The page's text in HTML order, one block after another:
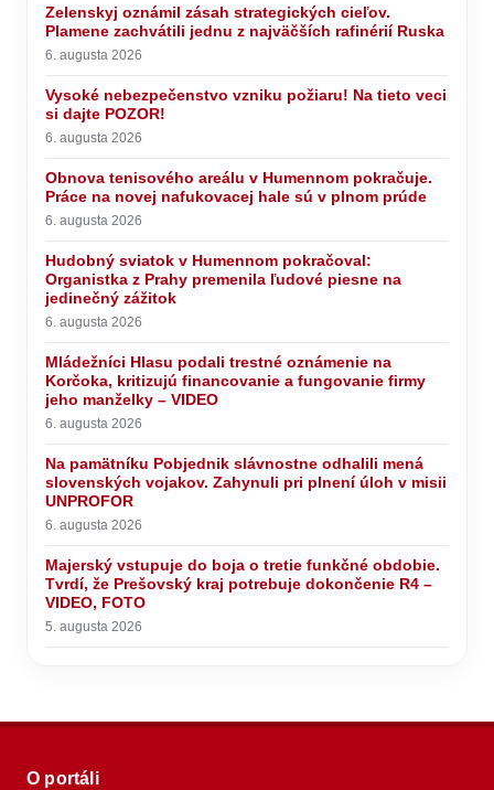
Zelenskyj oznámil zásah strategických cieľov.
Plamene zachvátili jednu z najväčších rafinérií Ruska
6. augusta 2026
Vysoké nebezpečenstvo vzniku požiaru! Na tieto veci
si dajte POZOR!
6. augusta 2026
Obnova tenisového areálu v Humennom pokračuje.
Práce na novej nafukovacej hale sú v plnom prúde
6. augusta 2026
Hudobný sviatok v Humennom pokračoval:
Organistka z Prahy premenila ľudové piesne na
jedinečný zážitok
6. augusta 2026
Mládežníci Hlasu podali trestné oznámenie na
Korčoka, kritizujú financovanie a fungovanie firmy
jeho manželky – VIDEO
6. augusta 2026
Na pamätníku Pobjednik slávnostne odhalili mená
slovenských vojakov. Zahynuli pri plnení úloh v misii
UNPROFOR
6. augusta 2026
Majerský vstupuje do boja o tretie funkčné obdobie.
Tvrdí, že Prešovský kraj potrebuje dokončenie R4 –
VIDEO, FOTO
5. augusta 2026
O portáli